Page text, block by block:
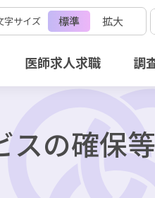
字サイズ 標準 拡大
医師求人求職 調
の確保